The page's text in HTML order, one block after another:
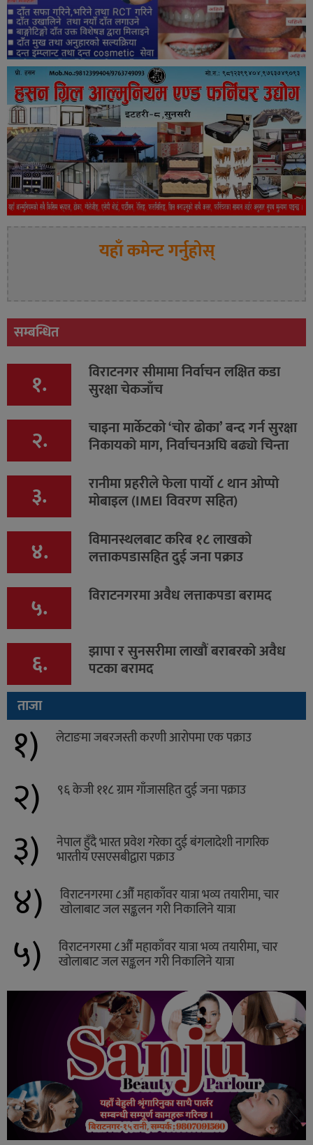
यहाँ कमेन्ट गर्नुहोस्
सम्बन्धित
१. विराटनगर सीमामा निर्वाचन लक्षित कडा
सुरक्षा चेकजाँच
२. चाइना मार्केटको ‘चोर ढोका’ बन्द गर्न सुरक्षा
निकायको माग, निर्वाचनअघि बढ्यो चिन्ता
३. रानीमा प्रहरीले फेला पार्यो ८ थान ओप्पो
मोबाइल (IMEI विवरण सहित)
४. विमानस्थलबाट करिब १८ लाखको
लत्ताकपडासहित दुई जना पक्राउ
५. विराटनगरमा अवैध लत्ताकपडा बरामद
६. झापा र सुनसरीमा लाखौं बराबरको अवैध
पटका बरामद
ताजा
१) लेटाङमा जबरजस्ती करणी आरोपमा एक पक्राउ
२) ९६ केजी ११८ ग्राम गाँजासहित दुई जना पक्राउ
३) नेपाल हुँदै भारत प्रवेश गरेका दुई बंगलादेशी नागरिक
भारतीय एसएसबीद्वारा पक्राउ
४) विराटनगरमा ८औँ महाकाँवर यात्रा भव्य तयारीमा, चार
खोलाबाट जल सङ्कलन गरी निकालिने यात्रा
५) विराटनगरमा ८औँ महाकाँवर यात्रा भव्य तयारीमा, चार
खोलाबाट जल सङ्कलन गरी निकालिने यात्रा